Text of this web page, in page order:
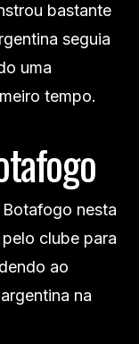
bastante
seguia
uma
tempo.
nesta
clube para
ao
na